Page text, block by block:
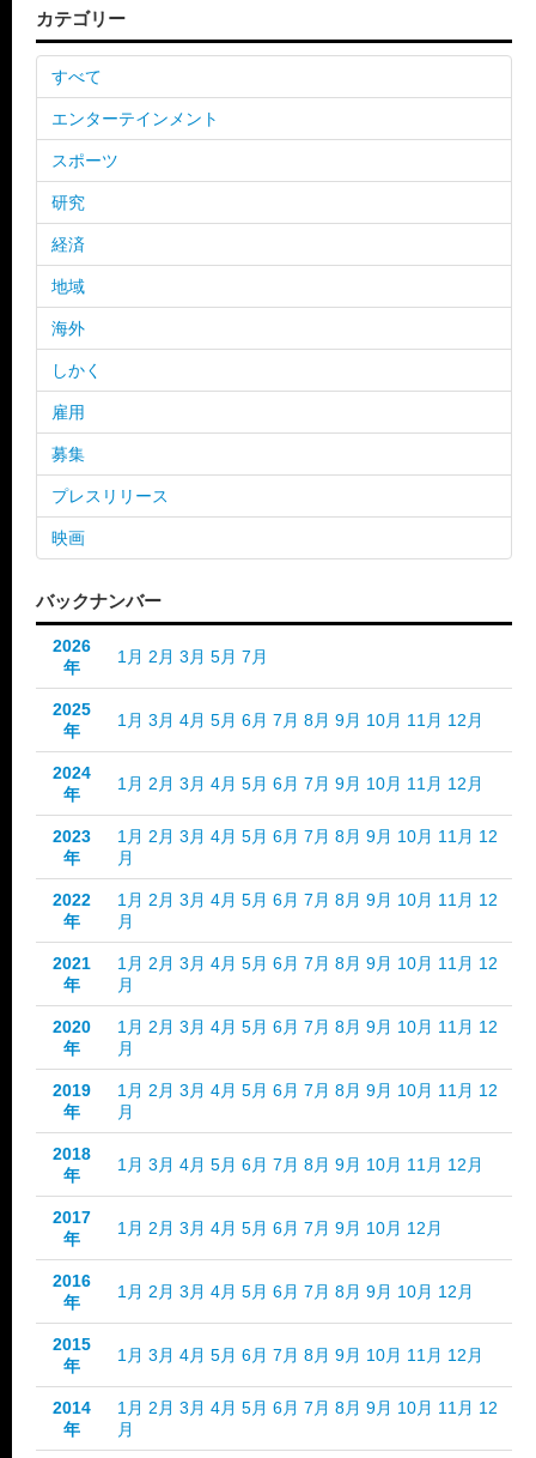
カテゴリー
すべて
エンターテインメント
スポーツ
研究
経済
地域
海外
しかく
雇用
募集
プレスリリース
映画
バックナンバー
2026
年
1月 2月 3月 5月 7月
2025
年
1月 3月 4月 5月 6月 7月 8月 9月 10月 11月 12月
2024
年
1月 2月 3月 4月 5月 6月 7月 9月 10月 11月 12月
2023
年
1月 2月 3月 4月 5月 6月 7月 8月 9月 10月 11月 12
月
2022
年
1月 2月 3月 4月 5月 6月 7月 8月 9月 10月 11月 12
月
2021
年
1月 2月 3月 4月 5月 6月 7月 8月 9月 10月 11月 12
月
2020
年
1月 2月 3月 4月 5月 6月 7月 8月 9月 10月 11月 12
月
2019
年
1月 2月 3月 4月 5月 6月 7月 8月 9月 10月 11月 12
月
2018
年
1月 3月 4月 5月 6月 7月 8月 9月 10月 11月 12月
2017
年
1月 2月 3月 4月 5月 6月 7月 9月 10月 12月
2016
年
1月 2月 3月 4月 5月 6月 7月 8月 9月 10月 12月
2015
年
1月 3月 4月 5月 6月 7月 8月 9月 10月 11月 12月
2014
年
1月 2月 3月 4月 5月 6月 7月 8月 9月 10月 11月 12
月